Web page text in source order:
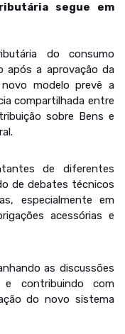
segue em
do consumo
após a aprovação da
modelo prevê a
compartilhada entre
sobre Bens e
de diferentes
de debates técnicos
especialmente em
acessórias e
as discussões
contribuindo com
do novo sistema